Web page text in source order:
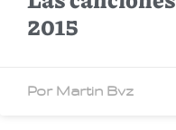
2015
Por Martin Bvz